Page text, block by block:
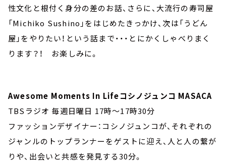
性文化と根付く身分の差のお話、さらに、大流行の寿司屋
「Michiko Sushino」をはじめたきっかけ、次は「うどん
屋」をやりたい！という話まで・・・とにかくしゃべりまく
ります？！ お楽しみに。
Awesome Moments In Lifeコシノジュンコ MASACA
TBSラジオ 毎週日曜日 17時～17時30分
ファッションデザイナー：コシノジュンコが、それぞれの
ジャンルのトップランナーをゲストに迎え、人と人の繋が
りや、出会いと共感を発見する30分。